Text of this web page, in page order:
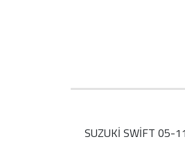
SUZUKİ SWİFT 05-